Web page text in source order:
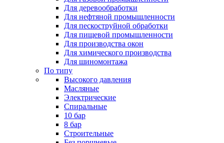
Для деревообработки
Для нефтяной промышленности
Для пескоструйной обработки
Для пищевой промышленности
Для производства окон
Для химического производства
Для шиномонтажа
По типу
Высокого давления
Масляные
Электрические
Спиральные
10 бар
8 бар
Cтроительные